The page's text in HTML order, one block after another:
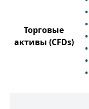
Торговые
активы (CFDs)